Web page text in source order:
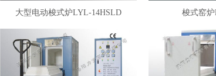
大型电动梭式炉LYL-14HSLD 梭式窑